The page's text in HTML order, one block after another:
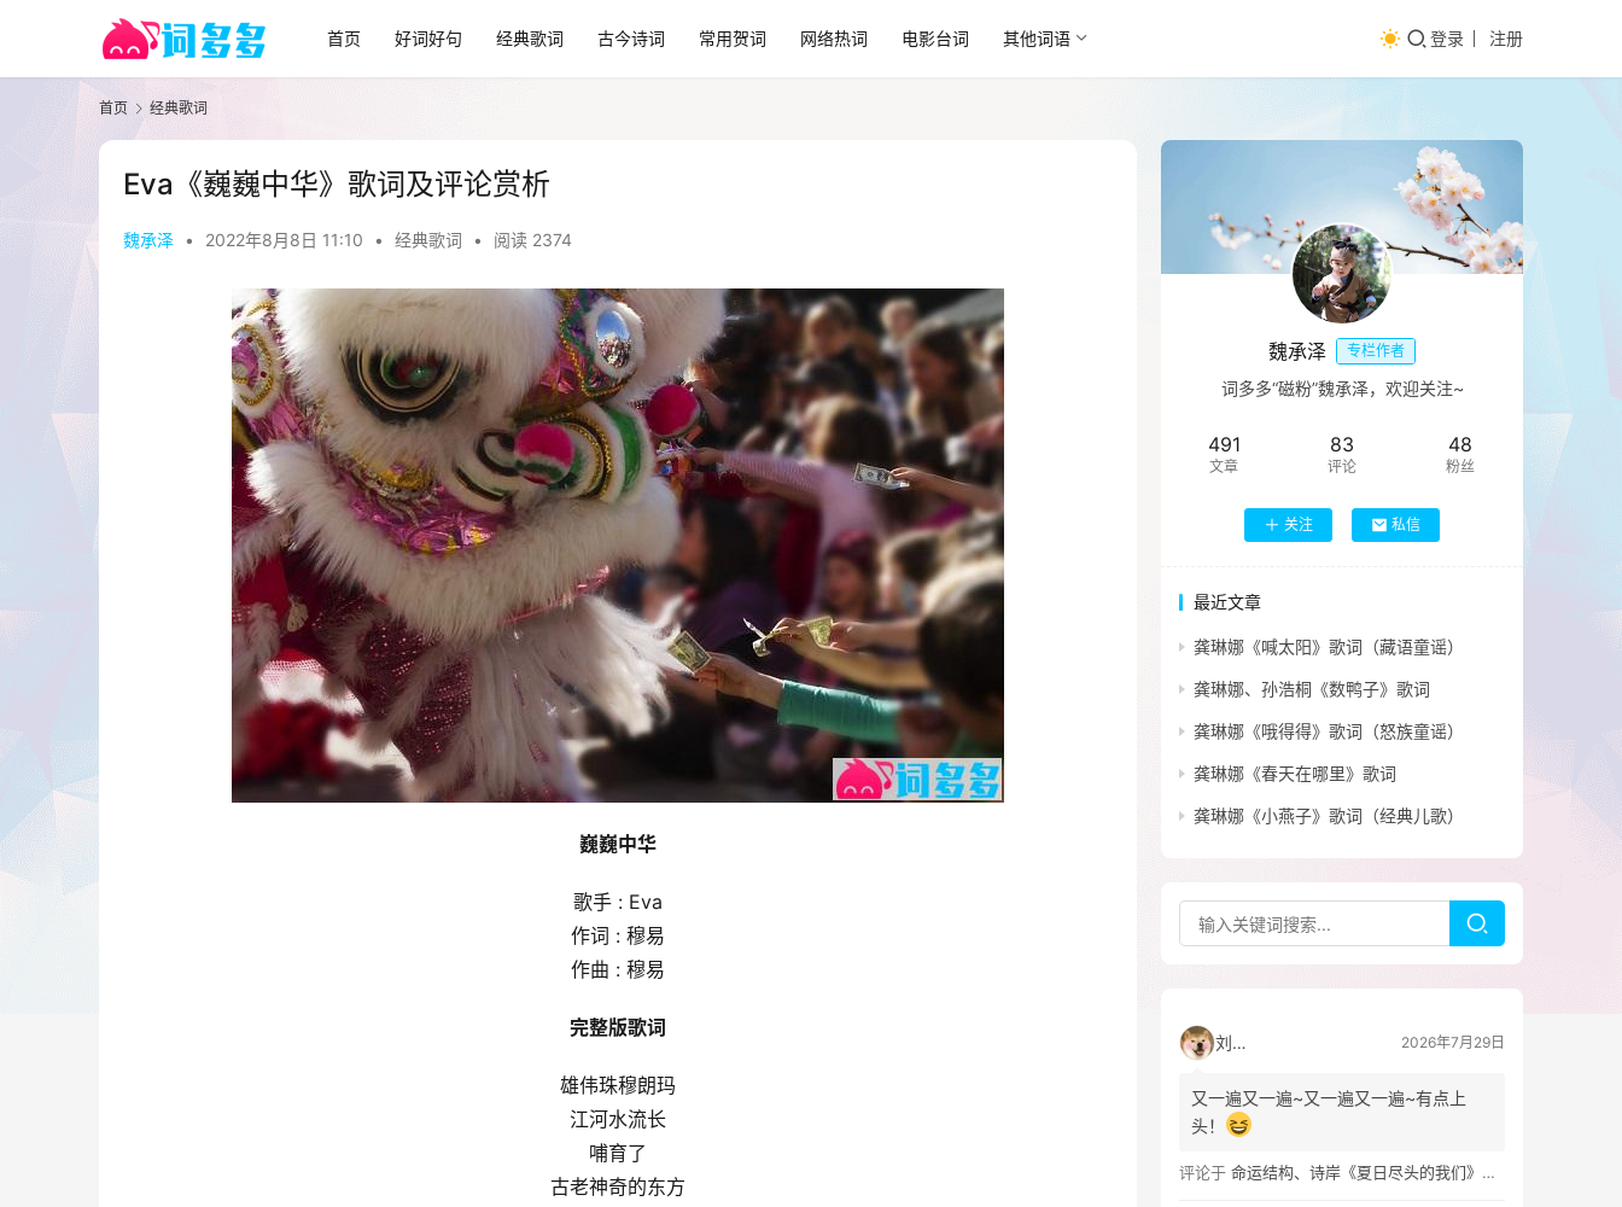
首页 好词好句 经典歌词 古今诗词 常用贺词 网络热词 电影台词 其他词语 登录 注册
首页 经典歌词
Eva《巍巍中华》歌词及评论赏析
魏承泽 • 2022年8月8日 11:10 • 经典歌词 • 阅读 2374
巍巍中华
歌手 : Eva
作词 : 穆易
作曲 : 穆易
完整版歌词
雄伟珠穆朗玛
江河水流长
哺育了
古老神奇的东方
魏承泽 专栏作者
词多多“磁粉”魏承泽，欢迎关注~
491
文章
83
评论
48
粉丝
关注 私信
最近文章
龚琳娜《喊太阳》歌词（藏语童谣）
龚琳娜、孙浩桐《数鸭子》歌词
龚琳娜《哦得得》歌词（怒族童谣）
龚琳娜《春天在哪里》歌词
龚琳娜《小燕子》歌词（经典儿歌）
刘看山 2026年7月29日
又一遍又一遍~又一遍又一遍~有点上
头！
评论于 命运结构、诗岸《夏日尽头的我们》歌词及钢琴谱免费获取